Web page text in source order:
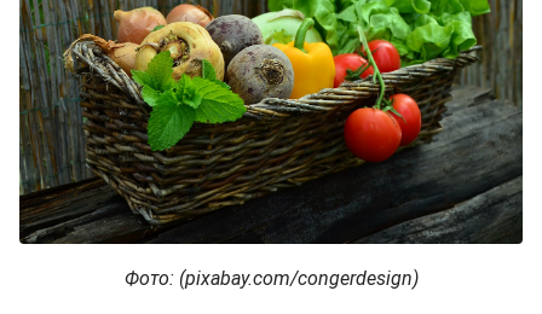
Фото: (pixabay.com/congerdesign)